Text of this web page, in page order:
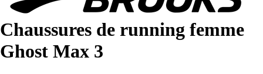
Chaussures de running femme
Ghost Max 3